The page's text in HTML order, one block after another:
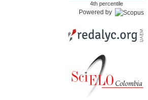
4th percentile
Powered by